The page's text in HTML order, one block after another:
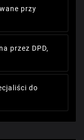
przy
przez DPD,
do